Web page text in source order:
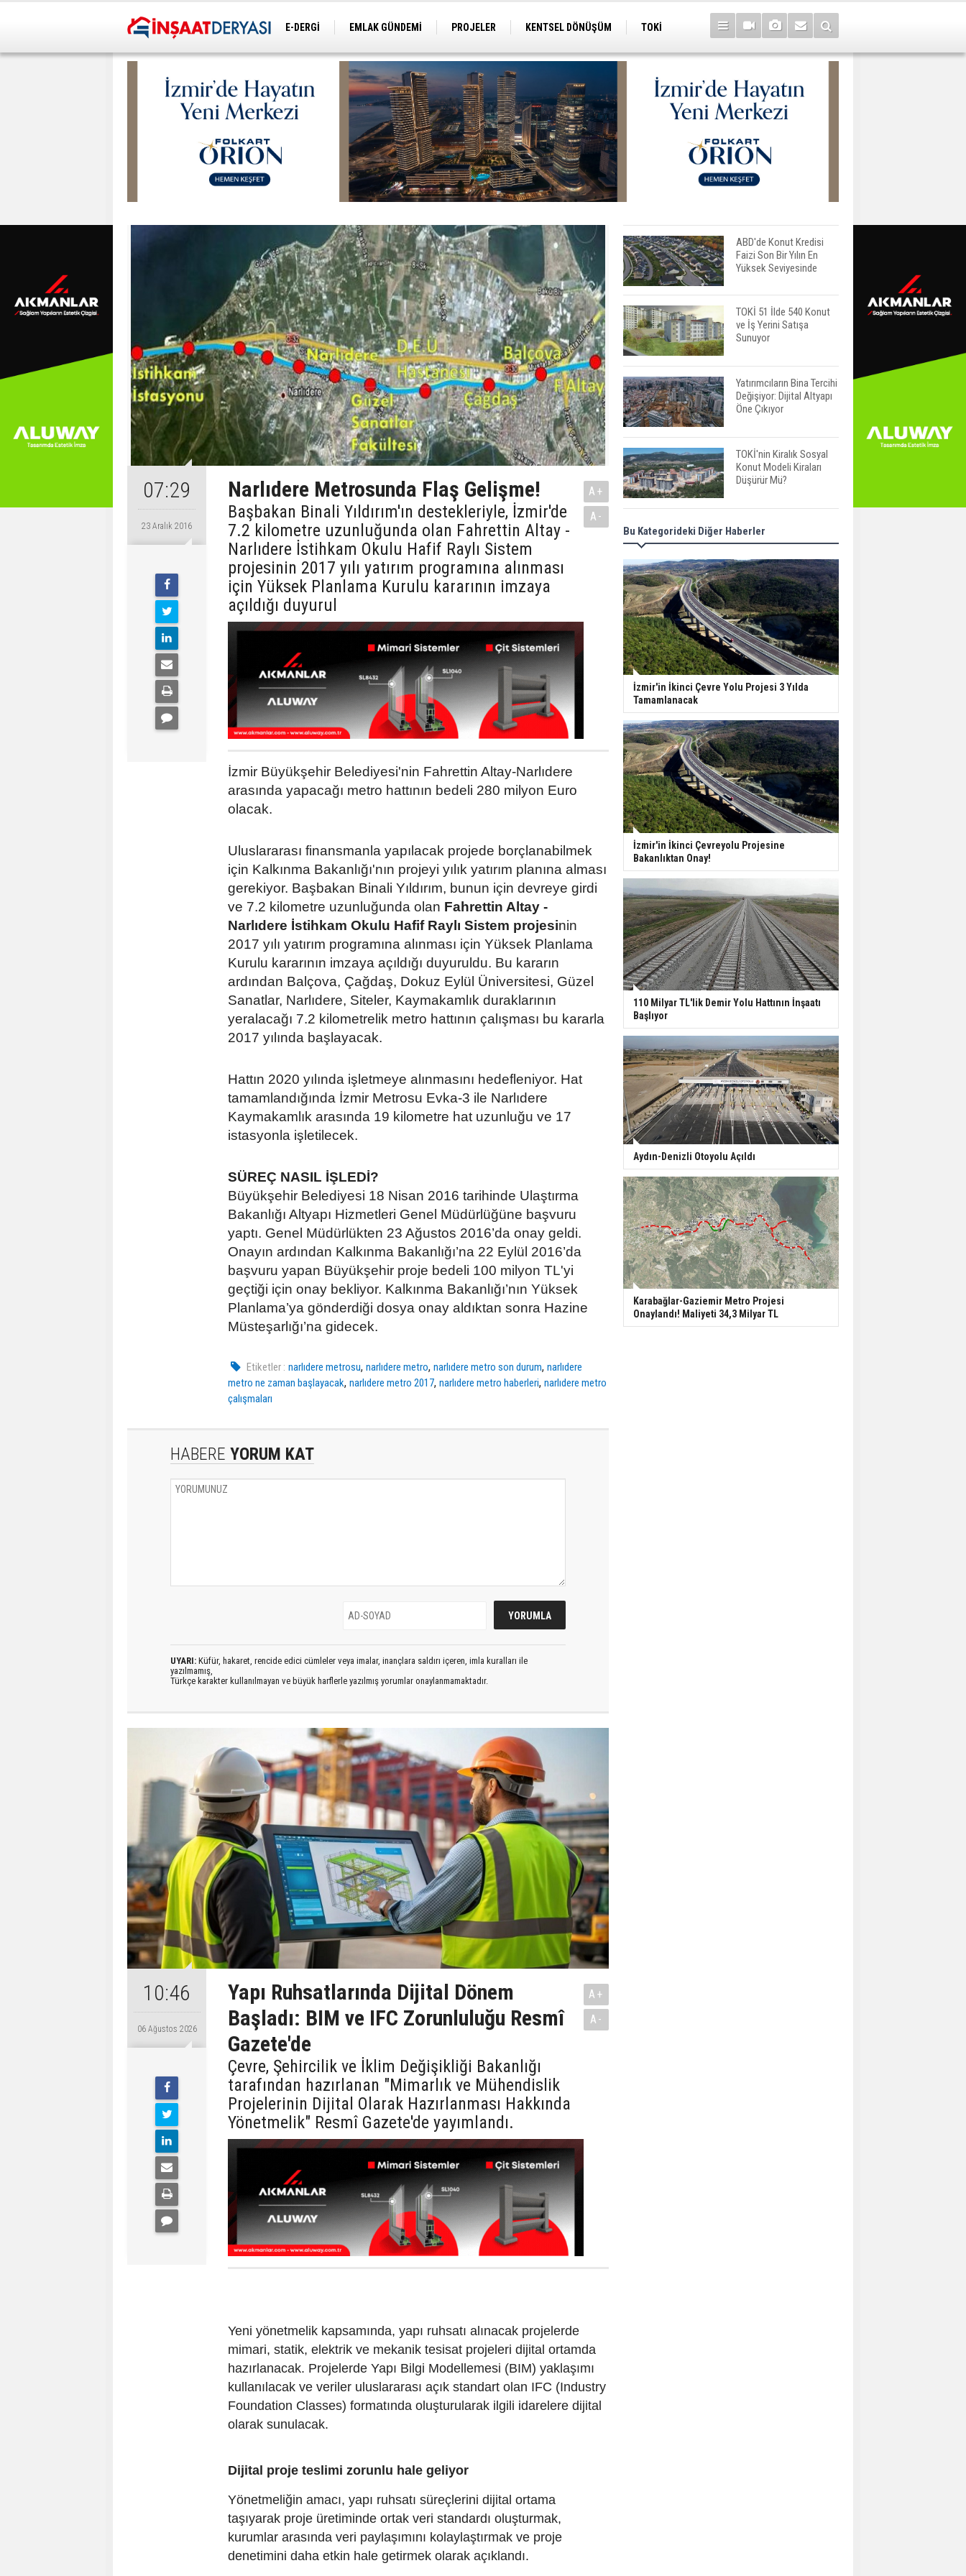
E-DERGİ EMLAK GÜNDEMİ PROJELER KENTSEL DÖNÜŞÜM
TOKİ
07:29
23 Aralık 2016
Narlıdere Metrosunda Flaş Gelişme!
Başbakan Binali Yıldırım'ın destekleriyle, İzmir'de
7.2 kilometre uzunluğunda olan Fahrettin Altay -
Narlıdere İstihkam Okulu Hafif Raylı Sistem
projesinin 2017 yılı yatırım programına alınması
için Yüksek Planlama Kurulu kararının imzaya
açıldığı duyurul
A+
A-
İzmir Büyükşehir Belediyesi'nin Fahrettin Altay-Narlıdere
arasında yapacağı metro hattının bedeli 280 milyon Euro
olacak.
Uluslararası finansmanla yapılacak projede borçlanabilmek
için Kalkınma Bakanlığı'nın projeyi yılık yatırım planına alması
gerekiyor. Başbakan Binali Yıldırım, bunun için devreye girdi
ve 7.2 kilometre uzunluğunda olan Fahrettin Altay -
Narlıdere İstihkam Okulu Hafif Raylı Sistem projesinin
2017 yılı yatırım programına alınması için Yüksek Planlama
Kurulu kararının imzaya açıldığı duyuruldu. Bu kararın
ardından Balçova, Çağdaş, Dokuz Eylül Üniversitesi, Güzel
Sanatlar, Narlıdere, Siteler, Kaymakamlık duraklarının
yeralacağı 7.2 kilometrelik metro hattının çalışması bu kararla
2017 yılında başlayacak.
Hattın 2020 yılında işletmeye alınmasını hedefleniyor. Hat
tamamlandığında İzmir Metrosu Evka-3 ile Narlıdere
Kaymakamlık arasında 19 kilometre hat uzunluğu ve 17
istasyonla işletilecek.
SÜREÇ NASIL İŞLEDİ?
Büyükşehir Belediyesi 18 Nisan 2016 tarihinde Ulaştırma
Bakanlığı Altyapı Hizmetleri Genel Müdürlüğüne başvuru
yaptı. Genel Müdürlükten 23 Ağustos 2016’da onay geldi.
Onayın ardından Kalkınma Bakanlığı’na 22 Eylül 2016’da
başvuru yapan Büyükşehir proje bedeli 100 milyon TL'yi
geçtiği için onay bekliyor. Kalkınma Bakanlığı’nın Yüksek
Planlama’ya gönderdiği dosya onay aldıktan sonra Hazine
Müsteşarlığı’na gidecek.
Etiketler : narlıdere metrosu,narlıdere metro,narlıdere metro son durum,narlıdere
metro ne zaman başlayacak, narlıdere metro 2017, narlıdere metro haberleri, narlıdere metro
çalışmaları
HABERE YORUM KAT
UYARI: Küfür, hakaret, rencide edici cümleler veya imalar, inançlara saldırı içeren, imla kuralları ile
yazılmamış,
Türkçe karakter kullanılmayan ve büyük harflerle yazılmış yorumlar onaylanmamaktadır.
10:46
06 Ağustos 2026
Yapı Ruhsatlarında Dijital Dönem
Başladı: BIM ve IFC Zorunluluğu Resmî
Gazete'de
Çevre, Şehircilik ve İklim Değişikliği Bakanlığı
tarafından hazırlanan "Mimarlık ve Mühendislik
Projelerinin Dijital Olarak Hazırlanması Hakkında
Yönetmelik" Resmî Gazete'de yayımlandı.
A+
A-
Yeni yönetmelik kapsamında, yapı ruhsatı alınacak projelerde
mimari, statik, elektrik ve mekanik tesisat projeleri dijital ortamda
hazırlanacak. Projelerde Yapı Bilgi Modellemesi (BIM) yaklaşımı
kullanılacak ve veriler uluslararası açık standart olan IFC (Industry
Foundation Classes) formatında oluşturularak ilgili idarelere dijital
olarak sunulacak.
Dijital proje teslimi zorunlu hale geliyor
Yönetmeliğin amacı, yapı ruhsatı süreçlerini dijital ortama
taşıyarak proje üretiminde ortak veri standardı oluşturmak,
kurumlar arasında veri paylaşımını kolaylaştırmak ve proje
denetimini daha etkin hale getirmek olarak açıklandı.
ABD'de Konut Kredisi
Faizi Son Bir Yılın En
Yüksek Seviyesinde
TOKİ 51 İlde 540 Konut
ve İş Yerini Satışa
Sunuyor
Yatırımcıların Bina Tercihi
Değişiyor: Dijital Altyapı
Öne Çıkıyor
TOKİ'nin Kiralık Sosyal
Konut Modeli Kiraları
Düşürür Mü?
İkinci El Konut Fiyatları
İspanya'da Bir Yılda
Konut Satışları Güçlü
Seyrini Korudu Yabancıya
Satış Geriledi
ABD'de İnşaat
Harcamaları Geriledi
Tercih Döneminde
Barınma Telaşı Başladı
Aileden Miras Kalan Ev
Nasıl Satılır?
İstanbul'da 15 Bin Kiralık
Sosyal Konut Eylülde
Kiraya Verilecek
Bu Kategorideki Diğer Haberler
İzmir'in İkinci Çevre Yolu Projesi 3 Yılda
Tamamlanacak
İzmir'in İkinci Çevreyolu Projesine
Bakanlıktan Onay!
110 Milyar TL'lik Demir Yolu Hattının İnşaatı
Başlıyor
Aydın-Denizli Otoyolu Açıldı
Karabağlar-Gaziemir Metro Projesi
Onaylandı! Maliyeti 34,3 Milyar TL